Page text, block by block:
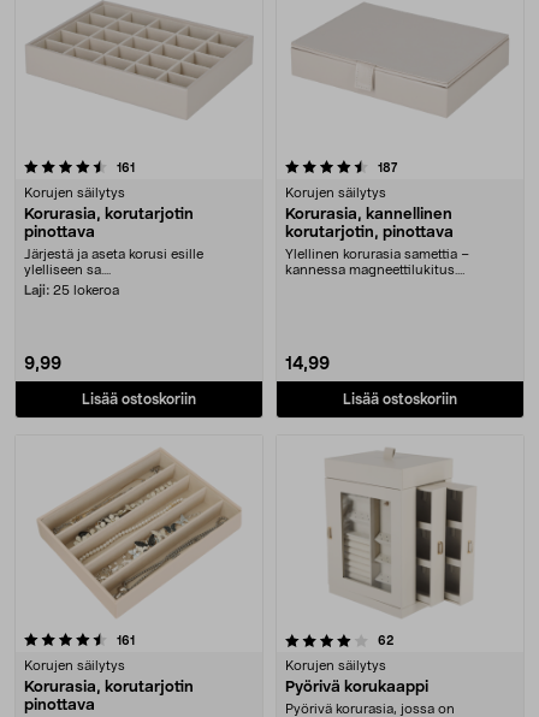
161
Korujen säilytys
Korurasia, korutarjotin
pinottava
Järjestä ja aseta korusi esille
ylelliseen sa....
Laji: 25 lokeroa
9,99
Lisää ostoskoriin
4.5 viidestä tähdestä 187arvostelut
Korujen säilytys
Korurasia, kannellinen
korutarjotin, pinottava
Ylellinen korurasia samettia –
kannessa magneettilukitus.
14,99
Lisää ostoskoriin
161
Korujen säilytys
Korurasia, korutarjotin
pinottava
4.0 viidestä tähdestä 62arvostelut
Korujen säilytys
Pyörivä korukaappi
Pyörivä korurasia, jossa on